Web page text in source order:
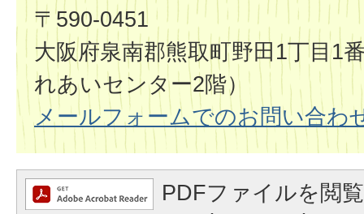
〒590-0451
大阪府泉南郡熊取町野田1丁目1
れあいセンター2階）
メールフォームでのお問い合わ
PDFファイルを閲